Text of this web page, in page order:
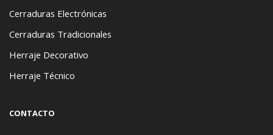
Cerraduras Electrónicas
Cerraduras Tradicionales
Herraje Decorativo
Herraje Técnico
CONTACTO